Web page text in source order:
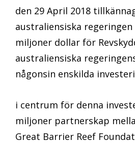
den 29 April 2018
australiensiska
miljoner dollar för
australiensiska
någonsin enskilda
i centrum för denna
miljoner partnerskap
Great Barrier Reef